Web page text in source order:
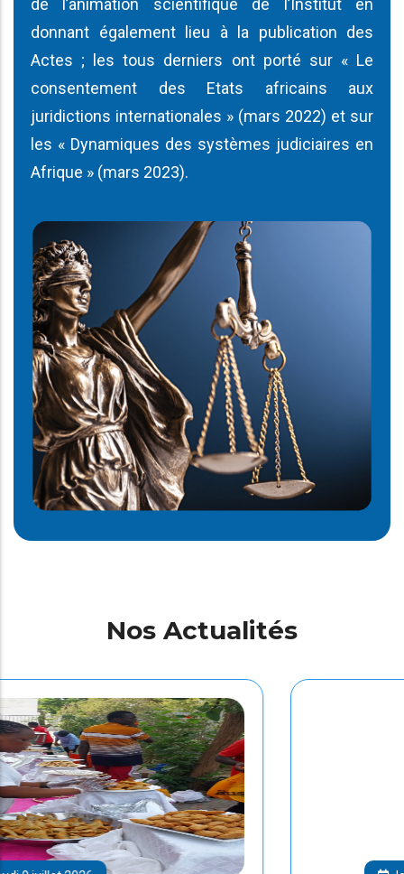
de l’animation scientifique de l’Institut en
donnant également lieu à la publication des
Actes ; les tous derniers ont porté sur « Le
consentement des Etats africains aux
juridictions internationales » (mars 2022) et sur
les « Dynamiques des systèmes judiciaires en
Afrique » (mars 2023).
Nos Actualités